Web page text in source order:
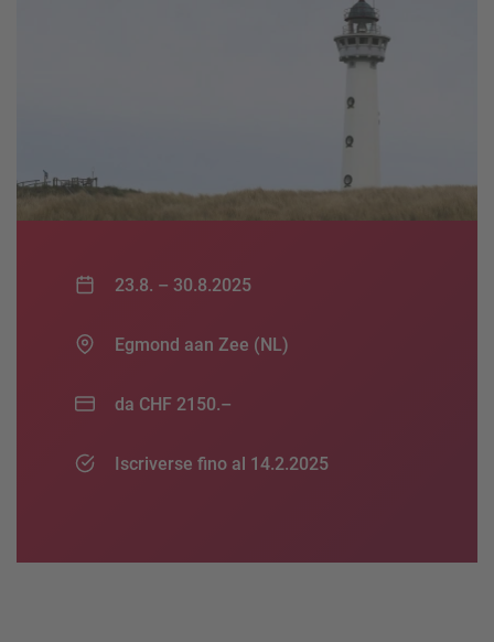
23.8. – 30.8.2025
Egmond aan Zee (NL)
da CHF 2150.–
Iscriverse fino al 14.2.2025